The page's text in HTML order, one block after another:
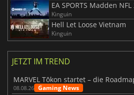
EA SPORTS Madden NFL
Kinguin
Hell Let Loose Vietnam
Kinguin
JETZT IM TREND
08.08.26 Gaming News